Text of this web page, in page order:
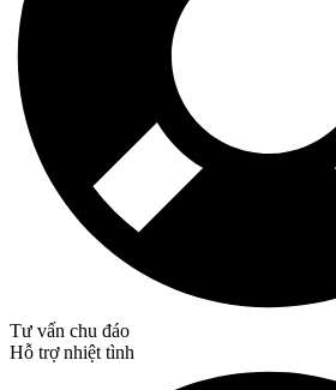
Tư vấn chu đáo
Hỗ trợ nhiệt tình